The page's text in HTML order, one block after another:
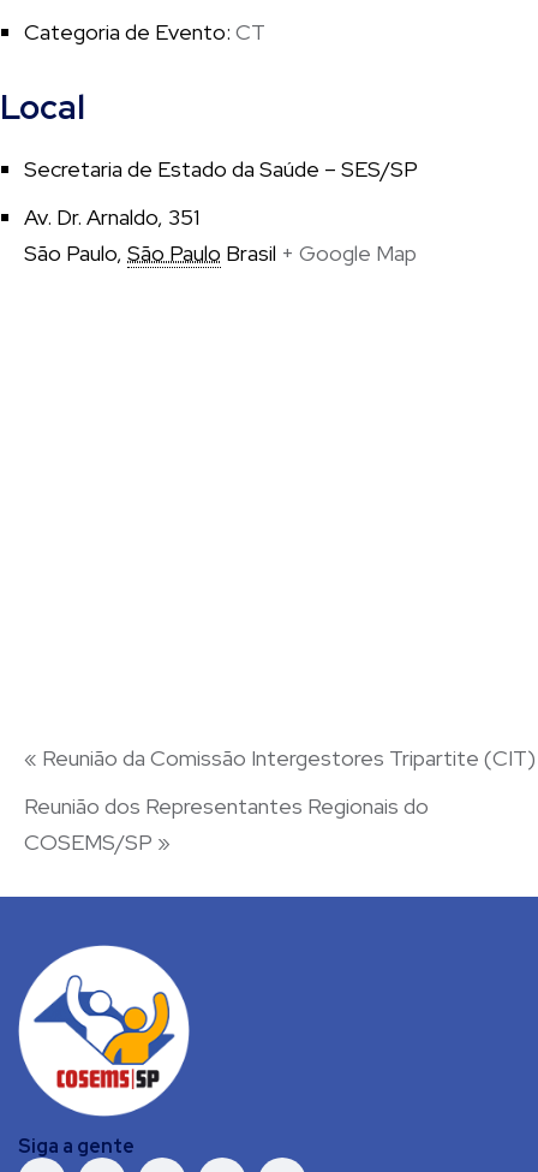
Categoria de Evento: CT
Local
Secretaria de Estado da Saúde – SES/SP
Av. Dr. Arnaldo, 351
São Paulo, São Paulo Brasil + Google Map
« Reunião da Comissão Intergestores Tripartite (CIT)
Reunião dos Representantes Regionais do
COSEMS/SP »
Siga a gente